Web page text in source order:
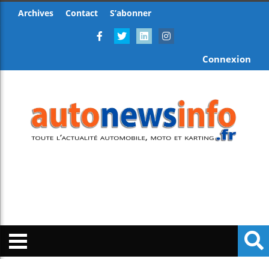
Archives Contact S’abonner
Connexion